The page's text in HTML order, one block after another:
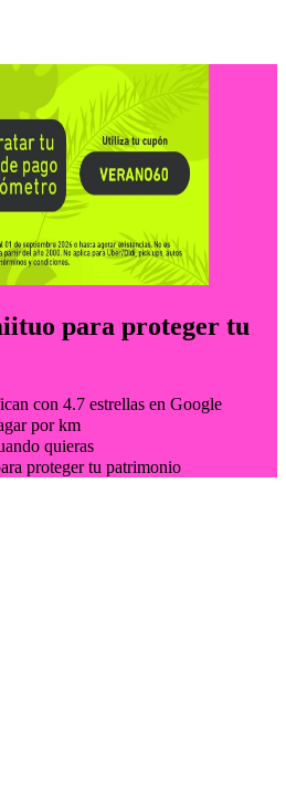
ó
para proteger tu
con 4.7 estrellas en Google
por km
quieras
proteger tu patrimonio